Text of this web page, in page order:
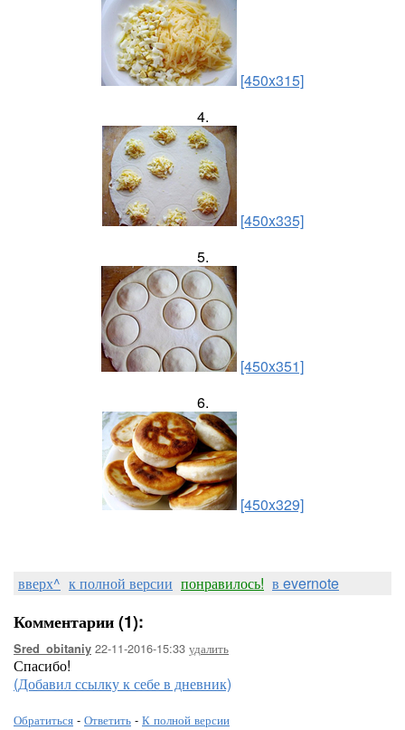
[450x315]
4.
[450x335]
5.
[450x351]
6.
[450x329]
вверх^ к полной версии понравилось! в evernote
Комментарии (1):
Sred_obitaniy 22-11-2016-15:33 удалить
Спасибо!
(Добавил ссылку к себе в дневник)
Обратиться - Ответить - К полной версии